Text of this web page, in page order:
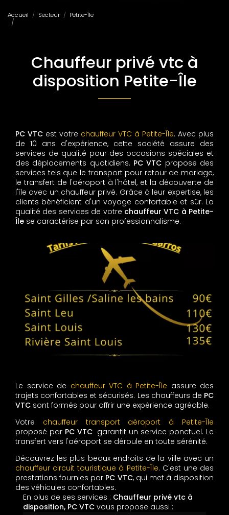
Accueil Secteur
Petite-Île
Chauffeur privé vtc à
disposition Petite-Île
PC VTC est votre chauffeur VTC à Petite-Île. Avec plus
de 10 ans d'expérience, cette société assure des
services de qualité pour des occasions spéciales et
des déplacements quotidiens. PC VTC propose des
services tels que le transport pour retour de mariage,
le transfert de l'aéroport à l'hôtel, et la découverte de
l'île avec un chauffeur privé. Grâce à leur expertise, les
clients bénéficient d'un voyage confortable et sûr. La
qualité des services de votre chauffeur VTC à Petite-
Île se caractérise par son professionnalisme.
Le service de chauffeur VTC à Petite-Île assure des
trajets confortables et sécurisés. Les chauffeurs de PC
VTC sont formés pour offrir une expérience agréable.
Votre chauffeur transport aéroport à Petite-Île
proposé par PC VTC garantit un service ponctuel. Le
transfert vers l'aéroport se déroule en toute sérénité.
Découvrez les plus beaux endroits de la ville avec un
chauffeur circuit touristique à Petite-Île. C'est une des
prestations fournies par PC VTC, qui met à disposition
des véhicules confortables.
En plus de ses services : Chauffeur privé vtc à
disposition, PC VTC vous propose aussi :